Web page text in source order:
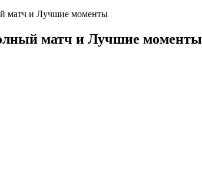
матч и Лучшие моменты
матч и Лучшие моменты